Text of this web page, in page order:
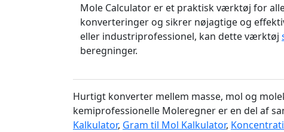
Mole Calculator er et praktisk værktøj for
konverteringer og sikrer nøjagtige og
eller industriprofessionel, kan dette værktøj
beregninger.
Hurtigt konverter mellem masse, mol og
kemiprofessionelle Moleregner er en del af
Kalkulator, Gram til Mol Kalkulator,